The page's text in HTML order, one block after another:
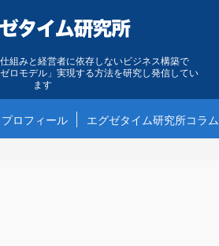
組みと経営者に依存しないビジネス構築で
ロモデル」実現する方法を研究し発信してい
ます
プロフィール エグゼタイム研究所コラム